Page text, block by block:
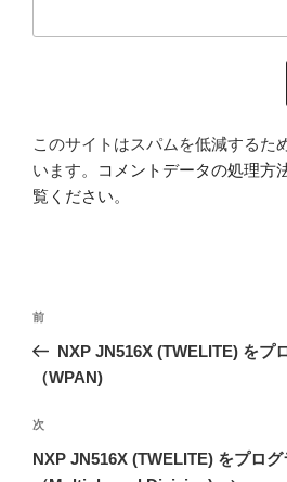
このサイトはスパムを低減するた
います。
コメントデータの処理方
覧ください。
投
ナ
ゲ
ー
前
の
投
前
NXP JN516X (TWELITE) をプ
（WPAN)
次
の
投
次
NXP JN516X (TWELITE) をプロ